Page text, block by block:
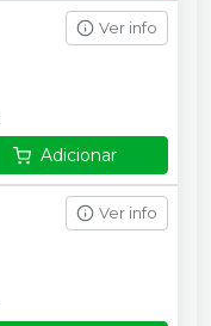
Ver info
Adicionar
Ver info